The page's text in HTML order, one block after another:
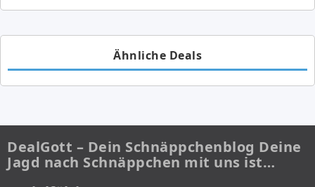
Ähnliche Deals
DealGott – Dein Schnäppchenblog Deine
Jagd nach Schnäppchen mit uns ist…